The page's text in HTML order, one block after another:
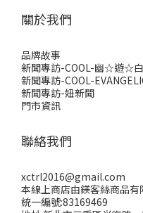
關於我們
品牌故事
新聞專訪-COOL-幽☆遊☆
新聞專訪-COOL-
新聞專訪-妞新聞
門市資訊
聯絡我們
xctrl2016@gmail.com
本線上商店由鎂客絲商品有
統一編號:83169469